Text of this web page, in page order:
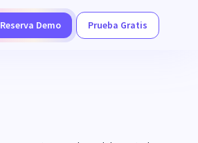
Reserva Demo Prueba Gratis